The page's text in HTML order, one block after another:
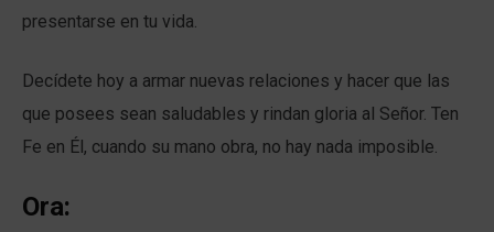
presentarse en tu vida.
Decídete hoy a armar nuevas relaciones y hacer que las
que posees sean saludables y rindan gloria al Señor. Ten
Fe en Él, cuando su mano obra, no hay nada imposible.
Ora: